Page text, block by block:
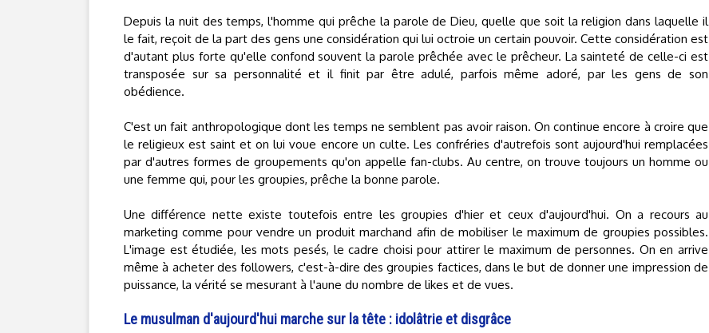
Depuis la nuit des temps, l'homme qui prêche la parole de Dieu, quelle que soit la religion dans laquelle il
le fait, reçoit de la part des gens une considération qui lui octroie un certain pouvoir. Cette considération est
d'autant plus forte qu'elle confond souvent la parole prêchée avec le prêcheur. La sainteté de celle-ci est
transposée sur sa personnalité et il finit par être adulé, parfois même adoré, par les gens de son
obédience.
C'est un fait anthropologique dont les temps ne semblent pas avoir raison. On continue encore à croire que
le religieux est saint et on lui voue encore un culte. Les confréries d'autrefois sont aujourd'hui remplacées
par d'autres formes de groupements qu'on appelle fan-clubs. Au centre, on trouve toujours un homme ou
une femme qui, pour les groupies, prêche la bonne parole.
Une différence nette existe toutefois entre les groupies d'hier et ceux d'aujourd'hui. On a recours au
marketing comme pour vendre un produit marchand afin de mobiliser le maximum de groupies possibles.
L'image est étudiée, les mots pesés, le cadre choisi pour attirer le maximum de personnes. On en arrive
même à acheter des followers, c'est-à-dire des groupies factices, dans le but de donner une impression de
puissance, la vérité se mesurant à l'aune du nombre de likes et de vues.
Le musulman d'aujourd'hui marche sur la tête : idolâtrie et disgrâce